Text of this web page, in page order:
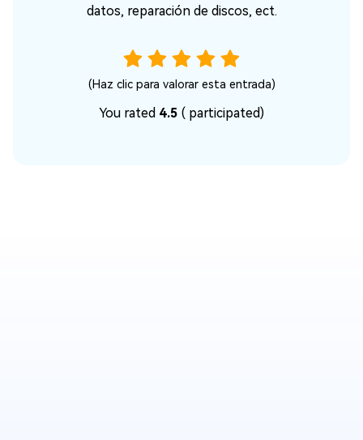
datos, reparación de discos, ect.
(Haz clic para valorar esta entrada)
You rated 4.5 ( participated)